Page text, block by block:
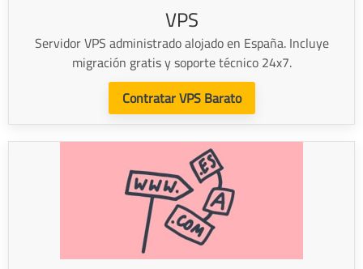
VPS
Servidor VPS administrado alojado en España. Incluye
migración gratis y soporte técnico 24x7.
Contratar VPS Barato